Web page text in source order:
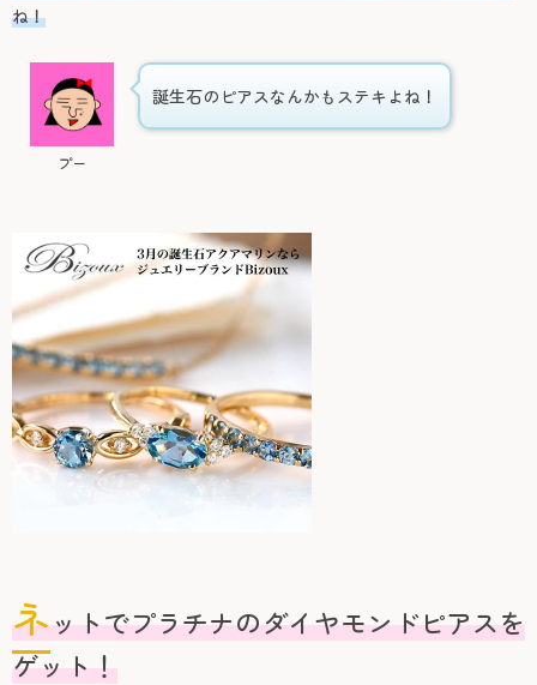
ね！
プー
誕生石のピアスなんかもステキよね！
ネットでプラチナのダイヤモンドピアスを
ゲット！